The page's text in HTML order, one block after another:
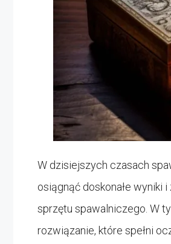
W dzisiejszych czasach
osiągnąć doskonałe wyniki
sprzętu spawalniczego. W
rozwiązanie, które spełni